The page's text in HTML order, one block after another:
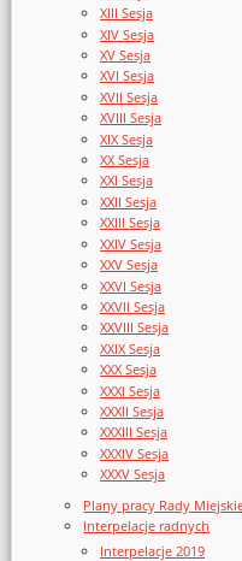
XIII Sesja
XIV Sesja
XV Sesja
XVI Sesja
XVII Sesja
XVIII Sesja
XIX Sesja
XX Sesja
XXI Sesja
XXII Sesja
XXIII Sesja
XXIV Sesja
XXV Sesja
XXVI Sesja
XXVII Sesja
XXVIII Sesja
XXIX Sesja
XXX Sesja
XXXI Sesja
XXXII Sesja
XXXIII Sesja
XXXIV Sesja
XXXV Sesja
Plany pracy Rady
Interpelacje radnych
Interpelacje 2019